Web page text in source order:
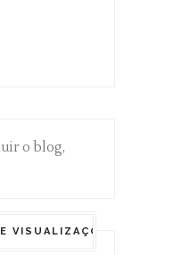
o blog,
VISUALIZAÇÕES DE